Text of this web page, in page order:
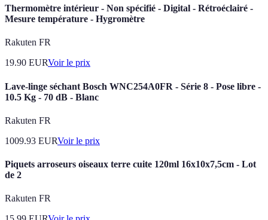
Thermomètre intérieur - Non spécifié - Digital - Rétroéclairé -
Mesure température - Hygromètre
Rakuten FR
19.90 EURVoir le prix
Lave-linge séchant Bosch WNC254A0FR - Série 8 - Pose libre -
10.5 Kg - 70 dB - Blanc
Rakuten FR
1009.93 EURVoir le prix
Piquets arroseurs oiseaux terre cuite 120ml 16x10x7,5cm - Lot
de 2
Rakuten FR